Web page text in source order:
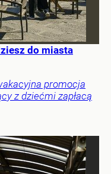
do miasta
promocja
z dziećmi zapłacą